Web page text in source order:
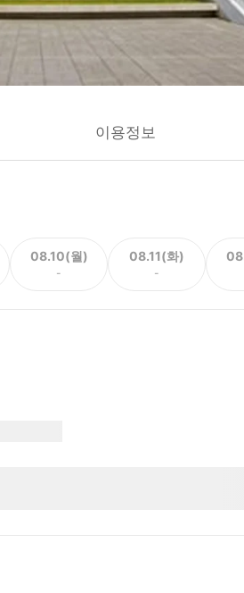
이용정보
08.10(월)
-
08.11(화)
-